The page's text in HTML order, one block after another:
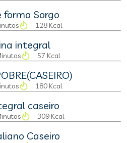
forma Sorgo
128 Kcal
integral
57 Kcal
180 Kcal
caseiro
309 Kcal
Caseiro